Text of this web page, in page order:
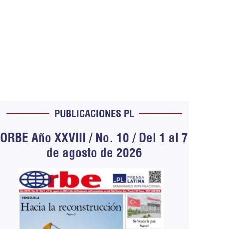
PUBLICACIONES PL
ORBE Año XXVIII / No. 10 / Del 1 al 7
de agosto de 2026